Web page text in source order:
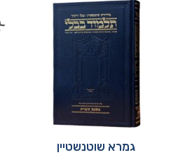
גמרא שוטנשטיין